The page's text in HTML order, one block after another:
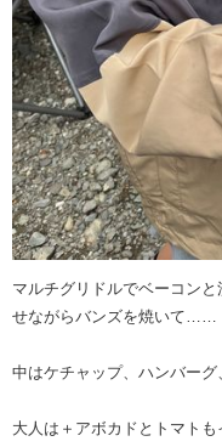
マルチグリドルでベーコン
せながらバンズを焼いて……
中はケチャップ、ハンバー
大人は＋アボカドとトマトも